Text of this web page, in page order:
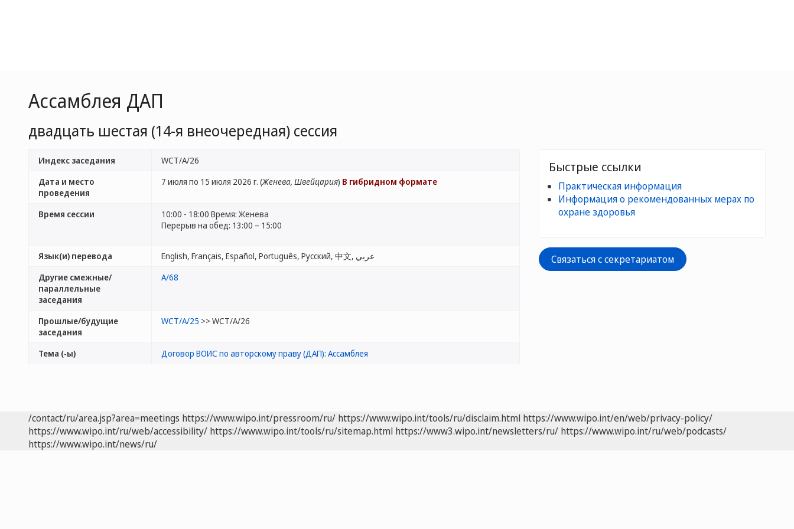
Ассамблея ДАП
двадцать шестая (14-я внеочередная) сессия
Индекс заседания
WCT/A/26
Дата и место
проведения
7 июля по 15 июля 2026 г. (Женева, Швейцария) В гибридном формате
Время сессии
10:00 - 18:00 Время: Женева
Перерыв на обед: 13:00 – 15:00
Язык(и) перевода
English, Français, Español, Português, Русский, 中文, عربي
Другие смежные/
параллельные
заседания
A/68
Прошлые/будущие
заседания
WCT/A/25 >> WCT/A/26
Тема (-ы) Договор ВОИС по авторскому праву (ДАП): Ассамблея
Быстрые ссылки
Практическая информация
Информация о рекомендованных мерах по
охране здоровья
Связаться с секретариатом
/contact/ru/area.jsp?area=meetings https://www.wipo.int/pressroom/ru/ https://www.wipo.int/tools/ru/disclaim.html https://www.wipo.int/en/web/privacy-policy/
https://www.wipo.int/ru/web/accessibility/ https://www.wipo.int/tools/ru/sitemap.html https://www3.wipo.int/newsletters/ru/ https://www.wipo.int/ru/web/podcasts/
https://www.wipo.int/news/ru/